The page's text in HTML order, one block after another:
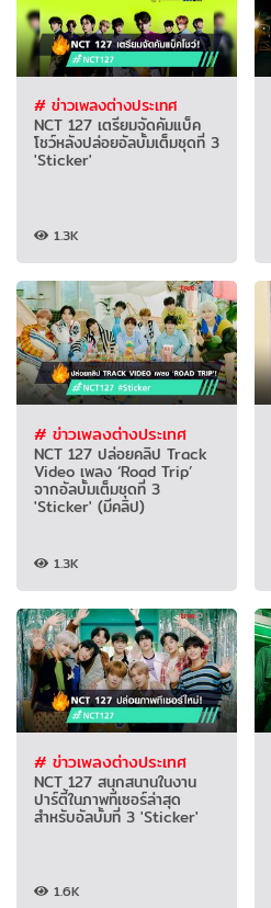
# ข่าวเพลงต่างประเทศ
NCT 127 เตรียมจัดคัมแบ็ค
โชว์หลังปล่อยอัลบั้มเต็มชุดที่ 3
'Sticker'
1.3K
# ข่าวเพลงต่างประเทศ
NCT 127 ปล่อยคลิป Track
Video เพลง ‘Road Trip’
จากอัลบั้มเต็มชุดที่ 3
'Sticker' (มีคลิป)
1.3K
# ข่าวเพลงต่างประเทศ
NCT 127 สนุกสนานในงาน
ปาร์ตี้ในภาพทีเซอร์ล่าสุด
สำหรับอัลบั้มที่ 3 'Sticker'
1.6K